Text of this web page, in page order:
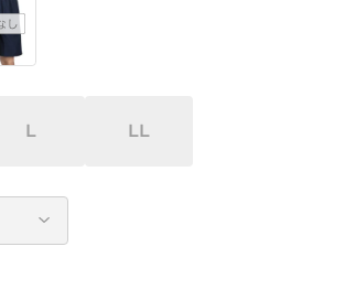
L LL